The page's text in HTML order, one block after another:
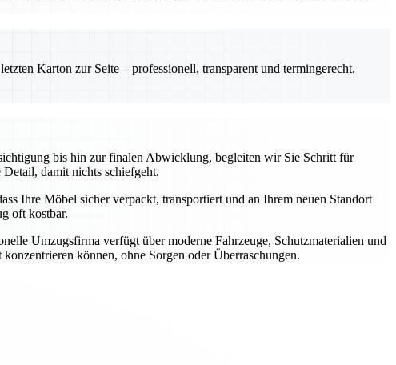
Karton zur Seite – professionell, transparent und termingerecht.
bis hin zur finalen Abwicklung, begleiten wir Sie Schritt für
damit nichts schiefgeht.
Ihre Möbel sicher verpackt, transportiert und an Ihrem neuen Standort
oft kostbar.
Umzugsfirma verfügt über moderne Fahrzeuge, Schutzmaterialien und
können, ohne Sorgen oder Überraschungen.